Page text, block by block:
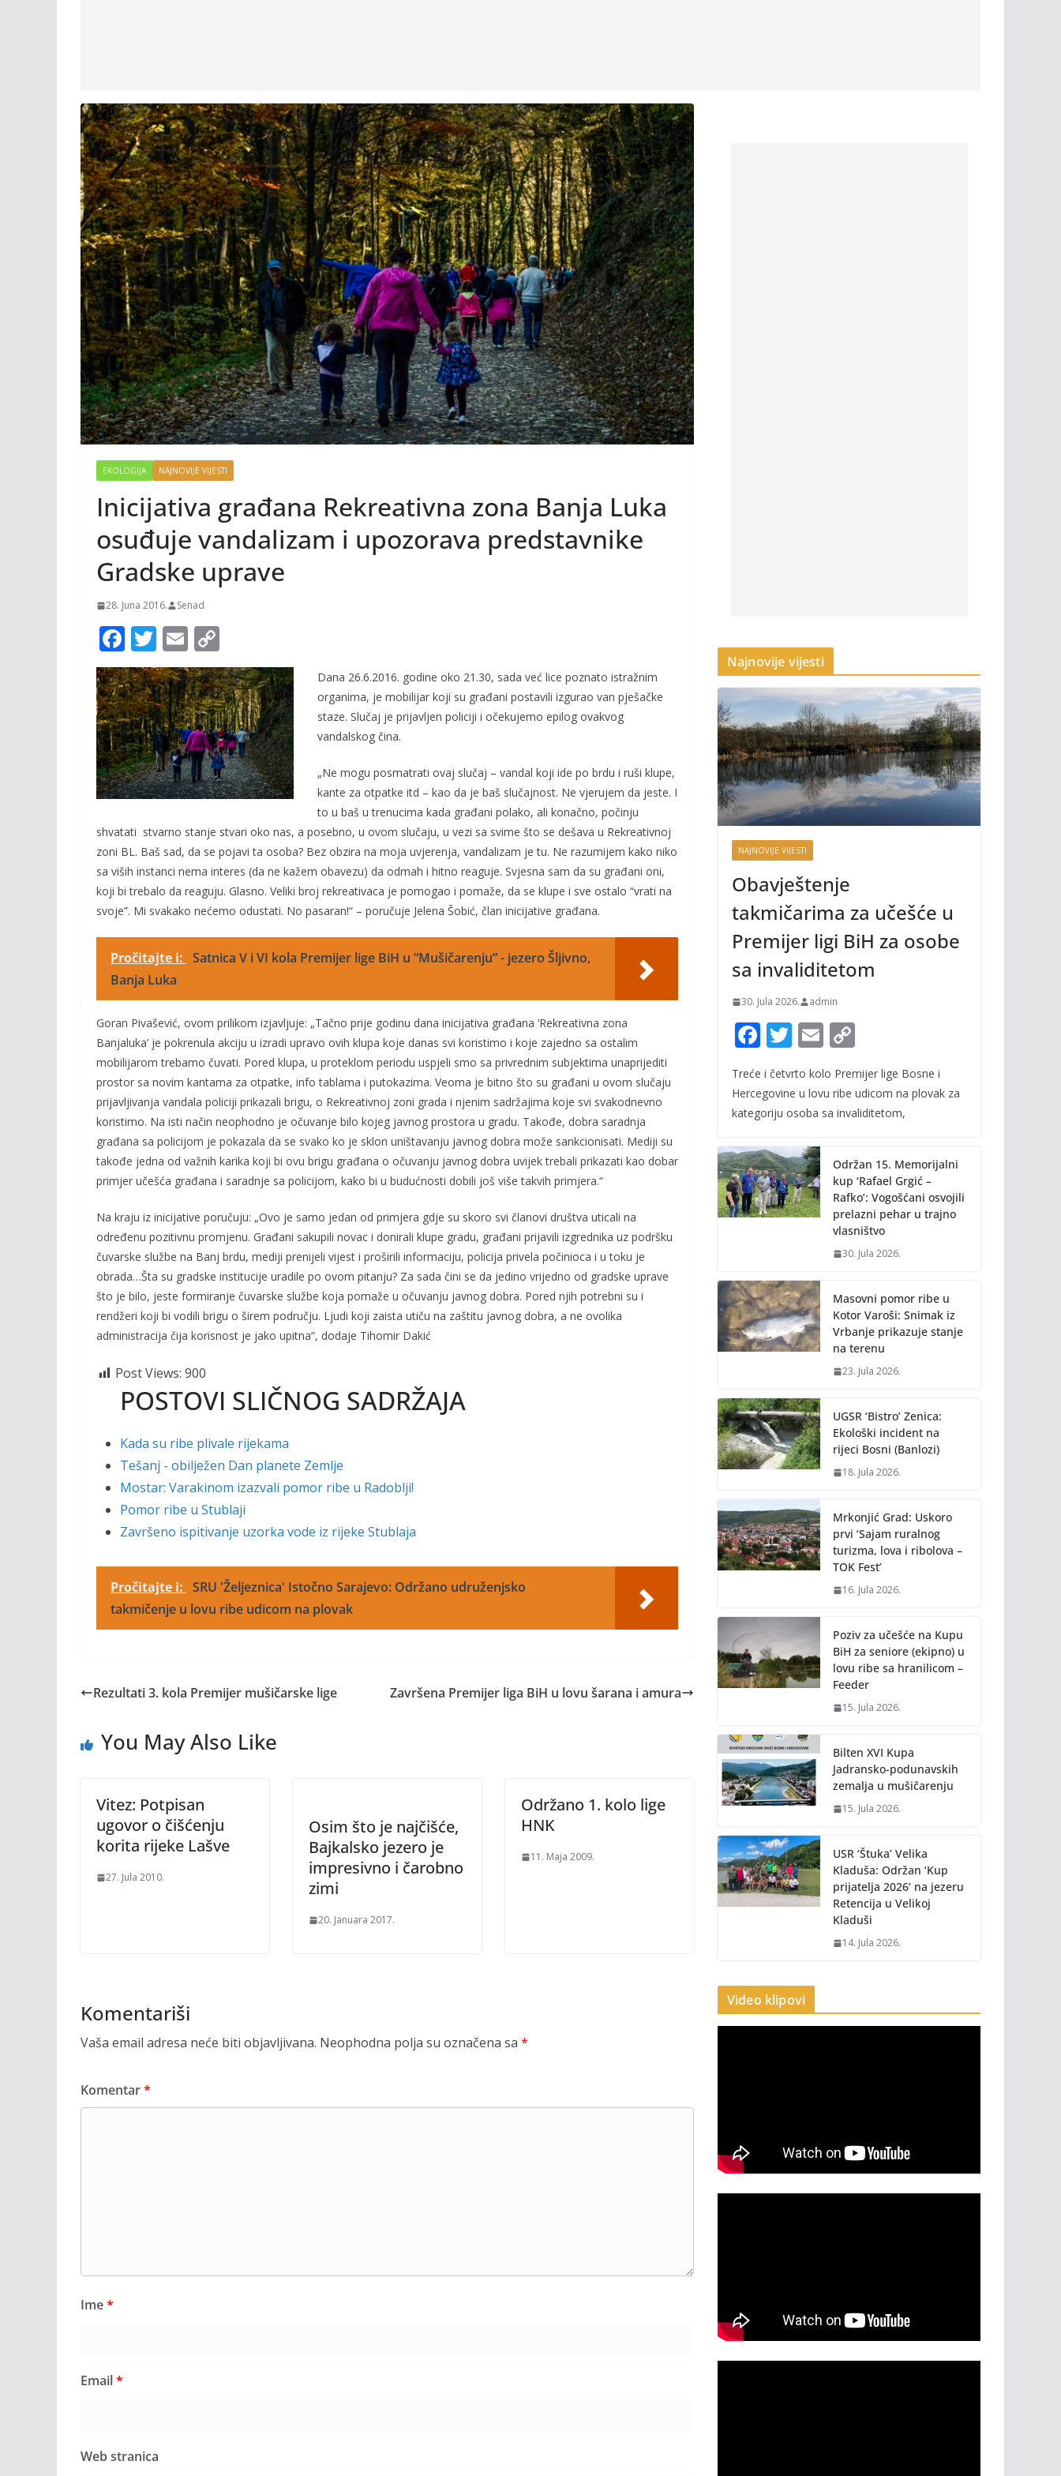
EKOLOGIJA NAJNOVIJE VIJESTI
Inicijativa građana Rekreativna zona Banja Luka
osuđuje vandalizam i upozorava predstavnike
Gradske uprave
28. Juna 2016. Senad
F
ac
e
b
o
o
k
T
w
itt
er
E
m
ai
l
o
p
y
Li
n
k
Dana 26.6.2016. godine oko 21.30, sada već lice poznato istražnim
organima, je mobilijar koji su građani postavili izgurao van pješačke
staze. Slučaj je prijavljen policiji i očekujemo epilog ovakvog
vandalskog čina.
„Ne mogu posmatrati ovaj slučaj – vandal koji ide po brdu i ruši klupe,
kante za otpatke itd – kao da je baš slučajnost. Ne vjerujem da jeste. I
to u baš u trenucima kada građani polako, ali konačno, počinju
shvatati stvarno stanje stvari oko nas, a posebno, u ovom slučaju, u vezi sa svime što se dešava u Rekreativnoj
zoni BL. Baš sad, da se pojavi ta osoba? Bez obzira na moja uvjerenja, vandalizam je tu. Ne razumijem kako niko
sa viših instanci nema interes (da ne kažem obavezu) da odmah i hitno reaguje. Svjesna sam da su građani oni,
koji bi trebalo da reaguju. Glasno. Veliki broj rekreativaca je pomogao i pomaže, da se klupe i sve ostalo “vrati na
svoje”. Mi svakako nećemo odustati. No pasaran!“ – poručuje Jelena Šobić, član inicijative građana.
Pročitajte i: Satnica V i VI kola Premijer lige BiH u “Mušičarenju” - jezero Šljivno,
Banja Luka
Goran Pivašević, ovom prilikom izjavljuje: „Tačno prije godinu dana inicijativa građana ‘Rekreativna zona
Banjaluka’ je pokrenula akciju u izradi upravo ovih klupa koje danas svi koristimo i koje zajedno sa ostalim
mobilijarom trebamo čuvati. Pored klupa, u proteklom periodu uspjeli smo sa privrednim subjektima unaprijediti
prostor sa novim kantama za otpatke, info tablama i putokazima. Veoma je bitno što su građani u ovom slučaju
prijavljivanja vandala policiji prikazali brigu, o Rekreativnoj zoni grada i njenim sadržajima koje svi svakodnevno
koristimo. Na isti način neophodno je očuvanje bilo kojeg javnog prostora u gradu. Takođe, dobra saradnja
građana sa policijom je pokazala da se svako ko je sklon uništavanju javnog dobra može sankcionisati. Mediji su
takođe jedna od važnih karika koji bi ovu brigu građana o očuvanju javnog dobra uvijek trebali prikazati kao dobar
primjer učešća građana i saradnje sa policijom, kako bi u budućnosti dobili još više takvih primjera.“
Na kraju iz inicijative poručuju: „Ovo je samo jedan od primjera gdje su skoro svi članovi društva uticali na
određenu pozitivnu promjenu. Građani sakupili novac i donirali klupe gradu, građani prijavili izgrednika uz podršku
čuvarske službe na Banj brdu, mediji prenijeli vijest i proširili informaciju, policija privela počinioca i u toku je
obrada…Šta su gradske institucije uradile po ovom pitanju? Za sada čini se da jedino vrijedno od gradske uprave
što je bilo, jeste formiranje čuvarske službe koja pomaže u očuvanju javnog dobra. Pored njih potrebni su i
rendžeri koji bi vodili brigu o širem području. Ljudi koji zaista utiču na zaštitu javnog dobra, a ne ovolika
administracija čija korisnost je jako upitna“, dodaje Tihomir Dakić
Post Views: 900
POSTOVI SLIČNOG SADRŽAJA
Kada su ribe plivale rijekama
Tešanj - obilježen Dan planete Zemlje
Mostar: Varakinom izazvali pomor ribe u Radoblji!
Pomor ribe u Stublaji
Završeno ispitivanje uzorka vode iz rijeke Stublaja
Pročitajte i: SRU 'Željeznica' Istočno Sarajevo: Održano udruženjsko
takmičenje u lovu ribe udicom na plovak
Rezultati 3. kola Premijer mušičarske lige Završena Premijer liga BiH u lovu šarana i amura
You May Also Like
Vitez: Potpisan
ugovor o čišćenju
korita rijeke Lašve
27. Jula 2010.
Osim što je najčišće,
Bajkalsko jezero je
impresivno i čarobno
zimi
20. Januara 2017.
Održano 1. kolo lige
HNK
11. Maja 2009.
Komentariši
Vaša email adresa neće biti objavljivana. Neophodna polja su označena sa *
Komentar*
Ime*
Email*
Web stranica
Najnovije vijesti
NAJNOVIJE VIJESTI
Obavještenje
takmičarima za učešće u
Premijer ligi BiH za osobe
sa invaliditetom
30. Jula 2026. admin
F
ac
e
b
o
k
T
w
itt
er
E
ai
l
p
y
n
k
Treće i četvrto kolo Premijer lige Bosne i
Hercegovine u lovu ribe udicom na plovak za
kategoriju osoba sa invaliditetom,
Održan 15. Memorijalni
kup ‘Rafael Grgić –
Rafko’: Vogošćani osvojili
prelazni pehar u trajno
vlasništvo
30. Jula 2026.
Masovni pomor ribe u
Kotor Varoši: Snimak iz
Vrbanje prikazuje stanje
na terenu
23. Jula 2026.
UGSR ‘Bistro’ Zenica:
Ekološki incident na
rijeci Bosni (Banlozi)
18. Jula 2026.
Mrkonjić Grad: Uskoro
prvi ‘Sajam ruralnog
turizma, lova i ribolova –
TOK Fest’
16. Jula 2026.
Poziv za učešće na Kupu
BiH za seniore (ekipno) u
lovu ribe sa hranilicom –
Feeder
15. Jula 2026.
Bilten XVI Kupa
Jadransko-podunavskih
zemalja u mušičarenju
15. Jula 2026.
USR ‘Štuka’ Velika
Kladuša: Održan ‘Kup
prijatelja 2026’ na jezeru
Retencija u Velikoj
Kladuši
14. Jula 2026.
Video klipovi